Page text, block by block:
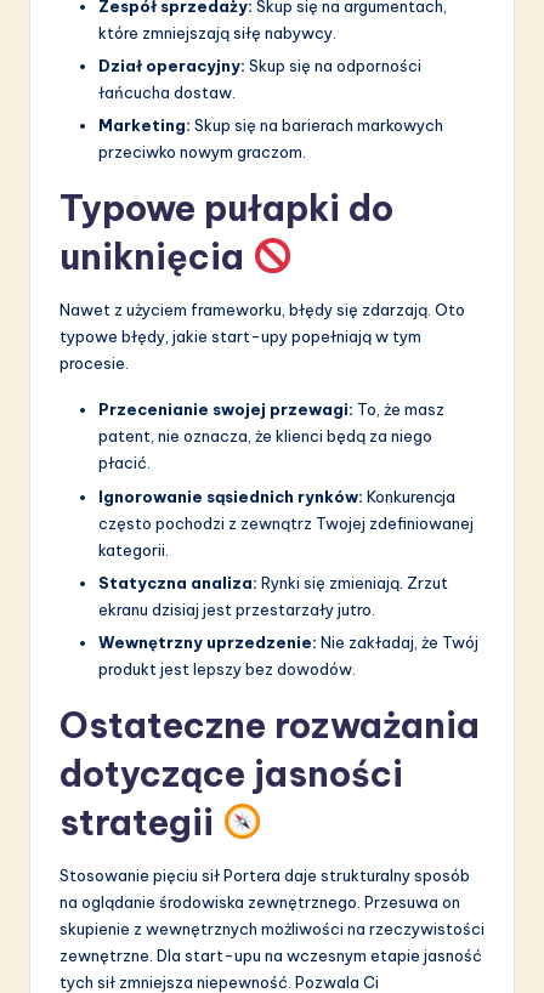
Zespół sprzedaży: Skup się na argumentach,
które zmniejszają siłę nabywcy.
Dział operacyjny: Skup się na odporności
łańcucha dostaw.
Marketing: Skup się na barierach markowych
przeciwko nowym graczom.
Typowe pułapki do
uniknięcia
Nawet z użyciem frameworku, błędy się zdarzają. Oto
typowe błędy, jakie start-upy popełniają w tym
procesie.
Przecenianie swojej przewagi: To, że masz
patent, nie oznacza, że klienci będą za niego
płacić.
Ignorowanie sąsiednich rynków: Konkurencja
często pochodzi z zewnątrz Twojej zdefiniowanej
kategorii.
Statyczna analiza: Rynki się zmieniają. Zrzut
ekranu dzisiaj jest przestarzały jutro.
Wewnętrzny uprzedzenie: Nie zakładaj, że Twój
produkt jest lepszy bez dowodów.
Ostateczne rozważania
dotyczące jasności
strategii
Stosowanie pięciu sił Portera daje strukturalny sposób
na oglądanie środowiska zewnętrznego. Przesuwa on
skupienie z wewnętrznych możliwości na rzeczywistości
zewnętrzne. Dla start-upu na wczesnym etapie jasność
tych sił zmniejsza niepewność. Pozwala Ci